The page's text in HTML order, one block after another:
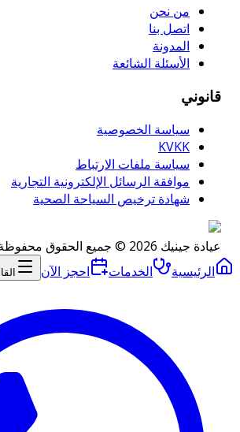
من نحن
اتصل بنا
المدونة
الأسئلة الشائعة
قانوني
سياسة الخصوصية
KVKK
سياسة ملفات الارتباط
موافقة الرسائل الإلكترونية التجارية
شهادة ترخيص السياحة الصحية
عيادة جينيك 2026 © جميع الحقوق محفوظة
الرئيسية
الخدمات احجز الآن القائمة